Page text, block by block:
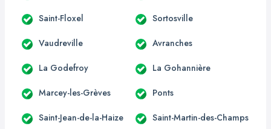
Saint-Floxel Sortosville
Vaudreville Avranches
La Godefroy La Gohannière
Marcey-les-Grèves Ponts
Saint-Jean-de-la-Haize Saint-Martin-des-Champs